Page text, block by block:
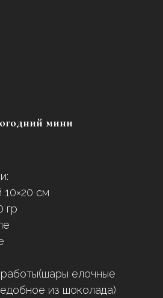
мини
10×20 см
гр
елочные
из шоколада)